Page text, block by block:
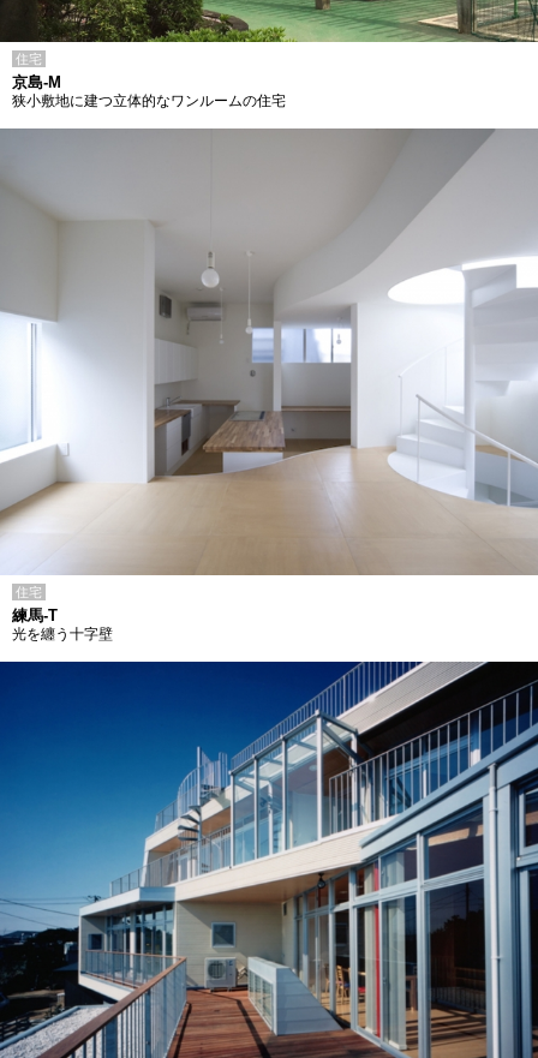
住宅
京島-M
狭小敷地に建つ立体的なワンルームの住宅
住宅
練馬-T
光を纏う十字壁